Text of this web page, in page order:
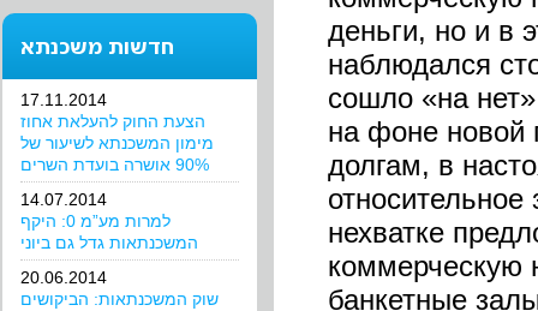
חדשות משכנתא
17.11.2014
הצעת החוק להעלאת אחוז
מימון המשכנתא לשיעור של
90% אושרה בועדת השרים
14.07.2014
למרות מע”מ 0: היקף
המשכנתאות גדל גם ביוני
20.06.2014
שוק המשכנתאות: הביקושים
деньги, но и в
наблюдался
сошло «на
на фоне новой
долгам, в
нехватке
коммерческую
банкетные